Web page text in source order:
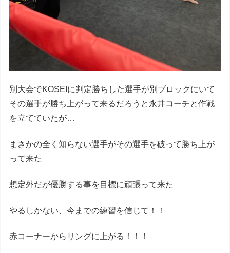
別大会でKOSEIに判定勝ちした選手が別ブロックにいて
その選手が勝ち上がって来るだろうと永井コーチと作戦
を立てていたが…
まさかの全く知らない選手がその選手を破って勝ち上が
って来た
想定外だが優勝する事を目標に頑張って来た
やるしかない、今までの練習を信じて！！
赤コーナーからリングに上がる！！！